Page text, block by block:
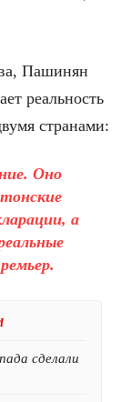
Пашинян
реальность
странами:
Оно
а
сделали